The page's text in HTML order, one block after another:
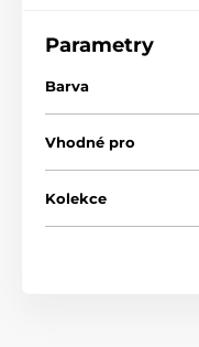
- Vysoce kvalitní
Parametry
Barva
Vhodné pro
Kolekce